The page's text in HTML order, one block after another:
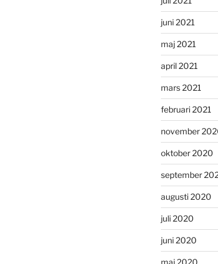
juni 2021
maj 2021
april 2021
mars 2021
februari 2021
november
oktober 2020
september
augusti 2020
juli 2020
juni 2020
maj 2020